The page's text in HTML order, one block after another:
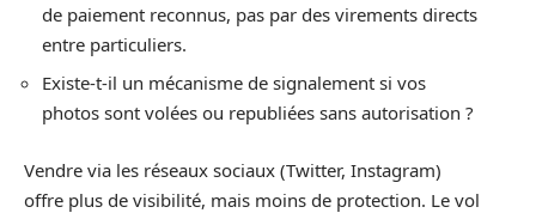
de paiement reconnus, pas par des virements directs
entre particuliers.
Existe-t-il un mécanisme de signalement si vos
photos sont volées ou republiées sans autorisation ?
Vendre via les réseaux sociaux (Twitter, Instagram)
offre plus de visibilité, mais moins de protection. Le vol